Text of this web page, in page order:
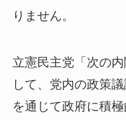
りません。
立憲民主党「次の
して、党内の政策
を通じて政府に積